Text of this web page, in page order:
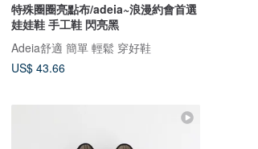
特殊圈圈亮點布/adeia~浪漫約會首選
娃娃鞋 手工鞋 閃亮黑
Adeia舒適 簡單 輕鬆 穿好鞋
US$ 43.66